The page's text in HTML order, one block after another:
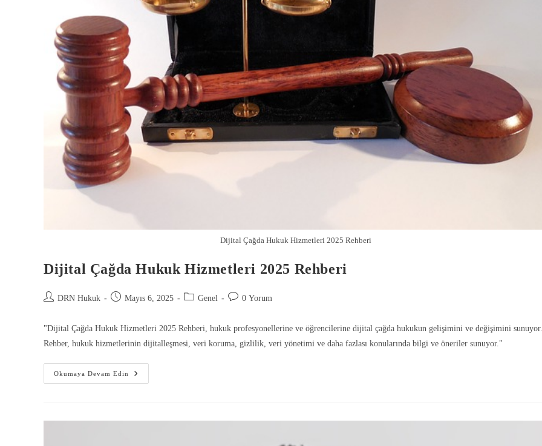
Dijital Çağda Hukuk Hizmetleri 2025 Rehberi
Dijital Çağda Hukuk Hizmetleri 2025 Rehberi
DRN Hukuk Mayıs 6, 2025 Genel 0 Yorum
"Dijital Çağda Hukuk Hizmetleri 2025 Rehberi, hukuk profesyonellerine ve öğrencilerine dijital çağda hukukun gelişimini ve değişimini sunuyor.
Rehber, hukuk hizmetlerinin dijitalleşmesi, veri koruma, gizlilik, veri yönetimi ve daha fazlası konularında bilgi ve öneriler sunuyor."
Okumaya Devam Edin